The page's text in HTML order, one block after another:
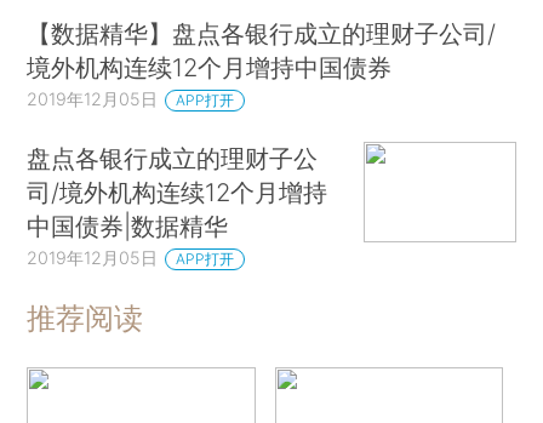
【数据精华】盘点各银行成立的理财子公司/
境外机构连续12个月增持中国债券
2019年12月05日 APP打开
盘点各银行成立的理财子公
司/境外机构连续12个月增持
中国债券|数据精华
2019年12月05日 APP打开
推荐阅读